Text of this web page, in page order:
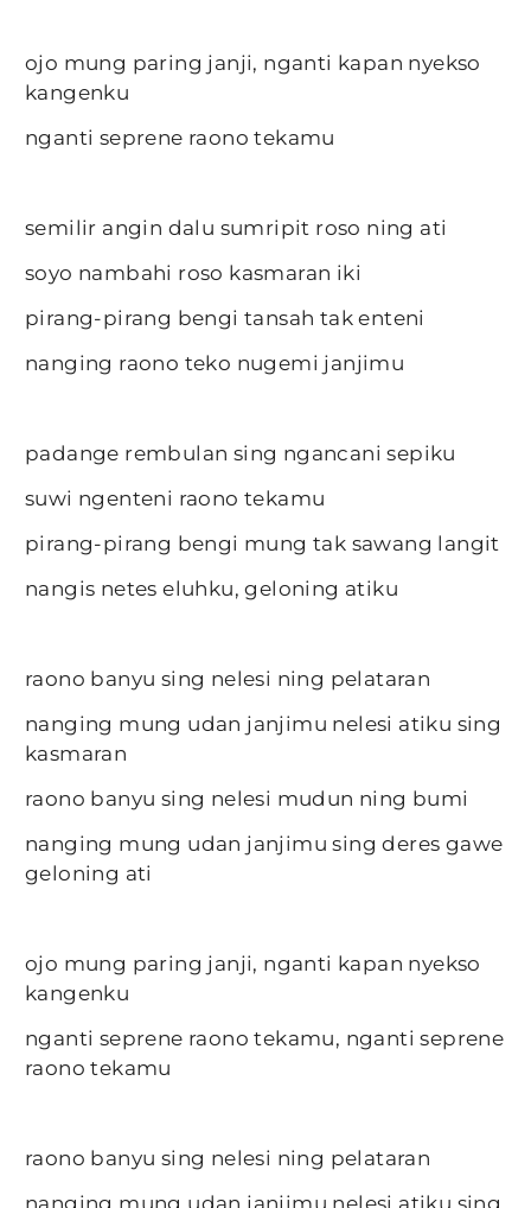
ojo mung paring janji, nganti kapan nyekso
kangenku
nganti seprene raono tekamu
semilir angin dalu sumripit roso ning ati
soyo nambahi roso kasmaran iki
pirang-pirang bengi tansah tak enteni
nanging raono teko nugemi janjimu
padange rembulan sing ngancani sepiku
suwi ngenteni raono tekamu
pirang-pirang bengi mung tak sawang langit
nangis netes eluhku, geloning atiku
raono banyu sing nelesi ning pelataran
nanging mung udan janjimu nelesi atiku sing
kasmaran
raono banyu sing nelesi mudun ning bumi
nanging mung udan janjimu sing deres gawe
geloning ati
ojo mung paring janji, nganti kapan nyekso
kangenku
nganti seprene raono tekamu, nganti seprene
raono tekamu
raono banyu sing nelesi ning pelataran
nanging mung udan janjimu nelesi atiku sing